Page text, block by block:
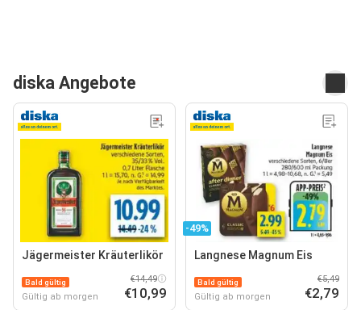
diska Angebote
Jägermeister Kräuterlikör
Bald gültig
Gültig ab morgen
€14,49
€10,99
-49%
Langnese Magnum Eis
Bald gültig
Gültig ab morgen
€5,49
€2,79